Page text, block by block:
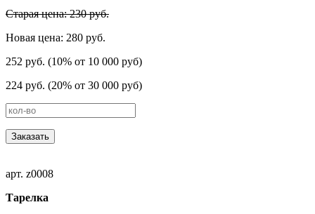
Старая цена: 230 руб.
Новая цена: 280 руб.
252 руб. (10% от 10 000 руб)
224 руб. (20% от 30 000 руб)
Заказать
арт. z0008
Тарелка